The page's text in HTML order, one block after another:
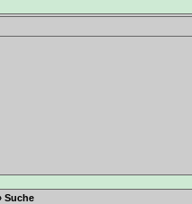
Suche